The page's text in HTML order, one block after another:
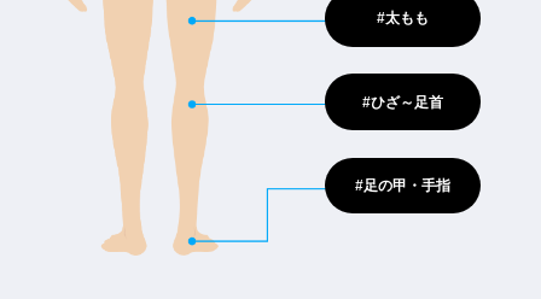
#太もも
#ひざ～足首
#足の甲・手指